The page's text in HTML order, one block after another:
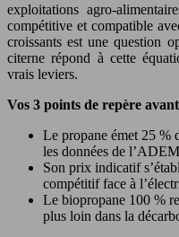
exploitations agro-
compétitive et compatible
croissants est une question
citerne répond à cette
vrais leviers.
Vos 3 points de repère
Le propane émet 25 %
les données de
Son prix indicatif
compétitif face à
Le biopropane 100 %
plus loin dans la